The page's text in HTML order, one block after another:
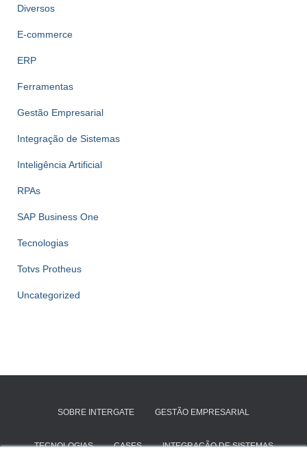
Diversos
E-commerce
ERP
Ferramentas
Gestão Empresarial
Integração de Sistemas
Inteligência Artificial
RPAs
SAP Business One
Tecnologias
Totvs Protheus
Uncategorized
SOBRE INTERGATE GESTÃO EMPRESARIAL
TECNOLOGIAS CASES INTEGRAÇÃO DE SISTEMAS